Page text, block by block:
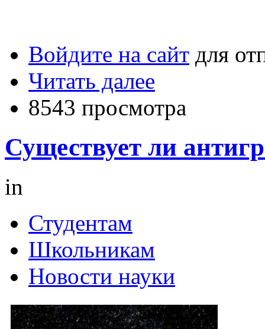
Войдите на сайт для
Читать далее
8543 просмотра
Существует ли
in
Студентам
Школьникам
Новости науки